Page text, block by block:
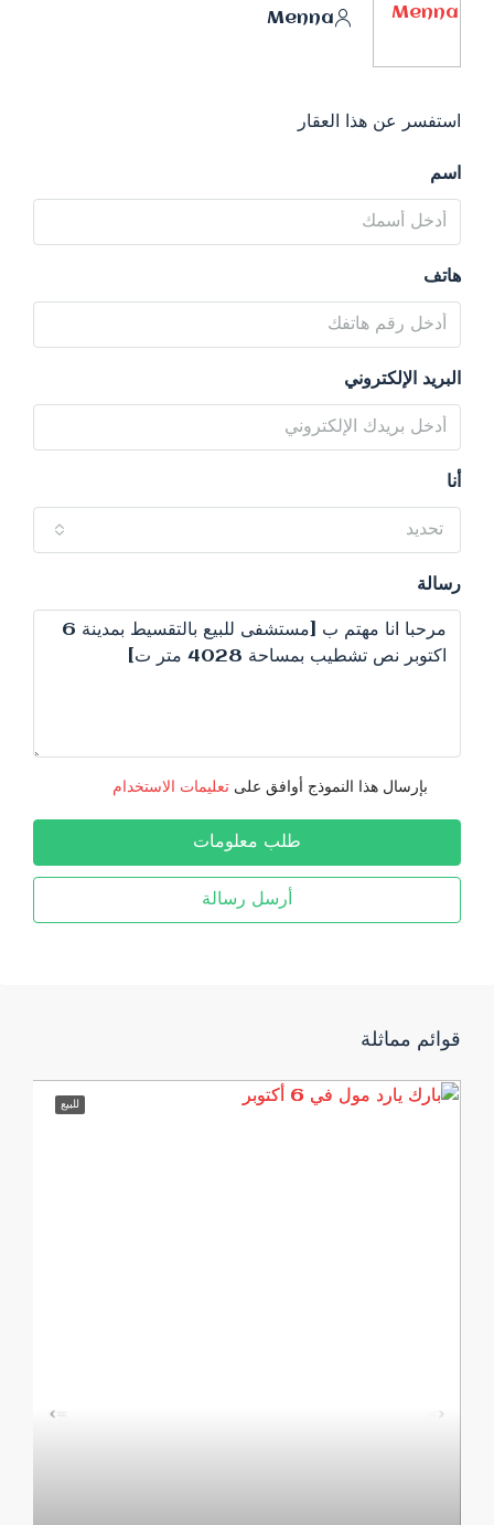
Menna
استفسر عن هذا العقار
اسم
هاتف
البريد الإلكتروني
أنا
تحديد
رسالة
بإرسال هذا النموذج أوافق على تعليمات الاستخدام
طلب معلومات
أرسل رسالة
قوائم مماثلة
للبيع